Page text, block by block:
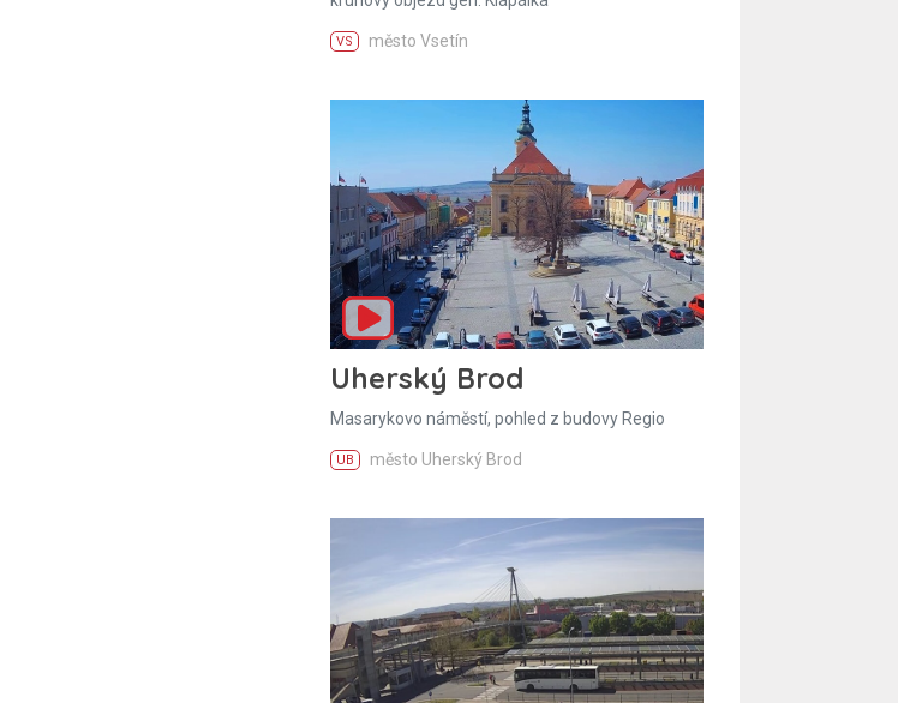
VS město Vsetín
Uherský Brod
Masarykovo náměstí, pohled z budovy Regio
UB město Uherský Brod